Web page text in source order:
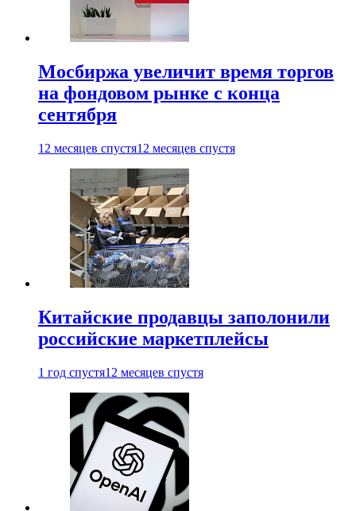
Мосбиржа увеличит время торгов
на фондовом рынке с конца
сентября
12 месяцев спустя12 месяцев спустя
Китайские продавцы заполонили
российские маркетплейсы
1 год спустя12 месяцев спустя